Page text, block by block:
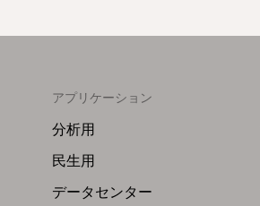
Footer
Menu
アプリケーション
分析用
民生用
データセンター